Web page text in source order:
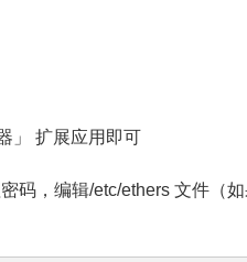
」 扩展应用即可
码，编辑/etc/ethers 文件（